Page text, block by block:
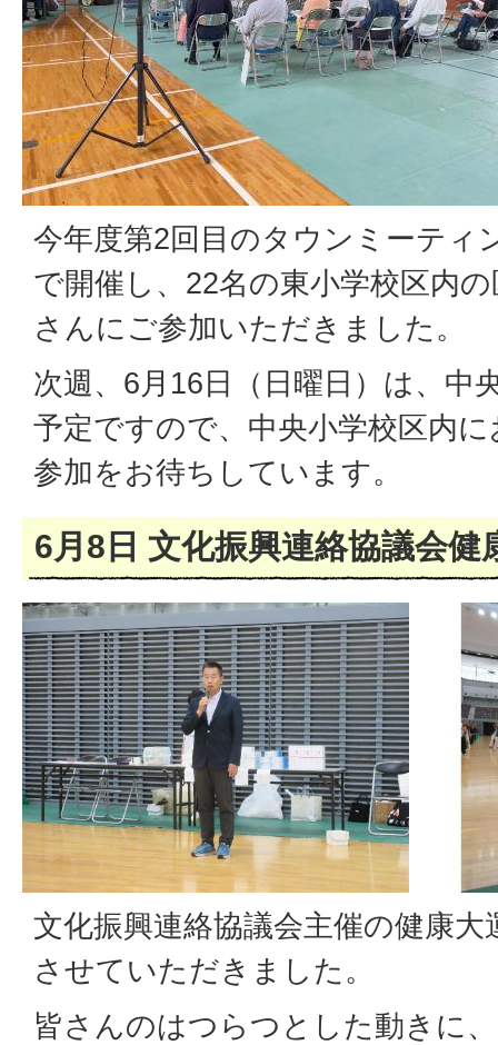
今年度第2回目のタウンミーティ
で開催し、22名の東小学校区内
さんにご参加いただきました。
次週、6月16日（日曜日）は、中
予定ですので、中央小学校区内
参加をお待ちしています。
6月8日 文化振興連絡協議会健
文化振興連絡協議会主催の健康
させていただきました。
皆さんのはつらつとした動きに